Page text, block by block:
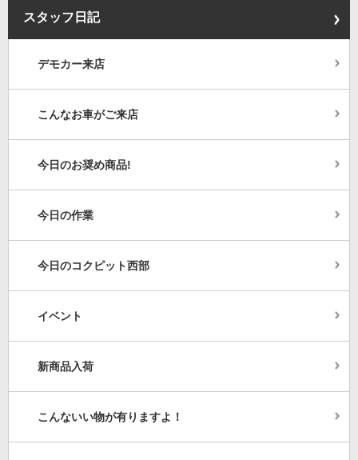
スタッフ日記
デモカー来店
こんなお車がご来店
今日のお奨め商品!
今日の作業
今日のコクピット西部
イベント
新商品入荷
こんないい物が有りますよ！